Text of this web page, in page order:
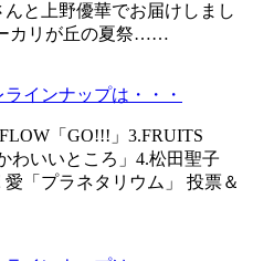
と上野優華でお届けしまし
カリが丘の夏祭……
インナップは・・・
「GO!!!」3.FRUITS
わいいところ」4.松田聖子
愛「プラネタリウム」 投票＆